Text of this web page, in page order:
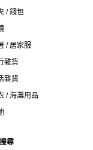
/ 錢包
/ 居家服
雜貨
雜貨
/ 海灘用品
尋